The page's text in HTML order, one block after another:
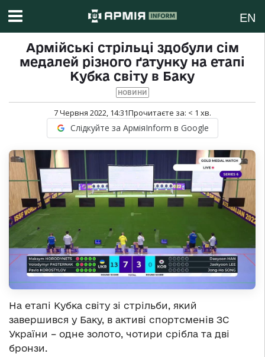
EN
Армійські стрільці здобули сім
медалей різного ґатунку на етапі
Кубка світу в Баку
НОВИНИ
7 Червня 2022, 14:31Прочитаєте за: < 1 хв.
Слідкуйте за АрміяInform в Google
На етапі Кубка світу зі стрільби, який
завершився у Баку, в активі спортсменів ЗС
України – одне золото, чотири срібла та дві
бронзи.